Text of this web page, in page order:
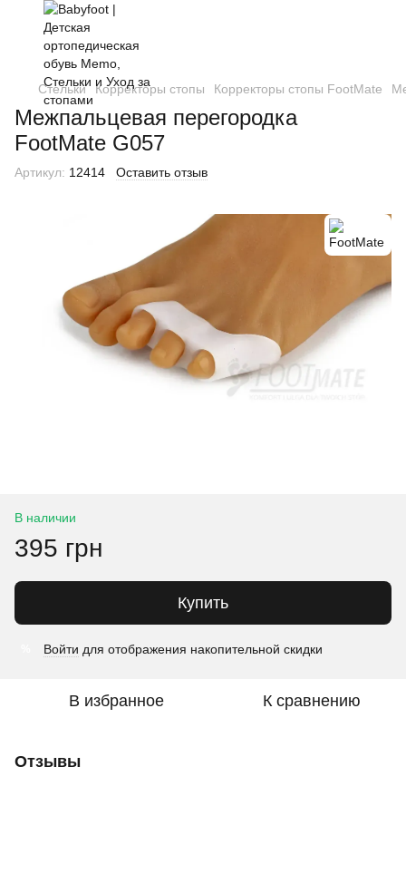
Стельки Корректоры стопы Корректоры стопы FootMate
Межпальцевая перегородка
FootMate G057
Артикул: 12414 Оставить отзыв
В наличии
395 грн
Купить
Войти для отображения накопительной скидки
В избранное К сравнению
Отзывы